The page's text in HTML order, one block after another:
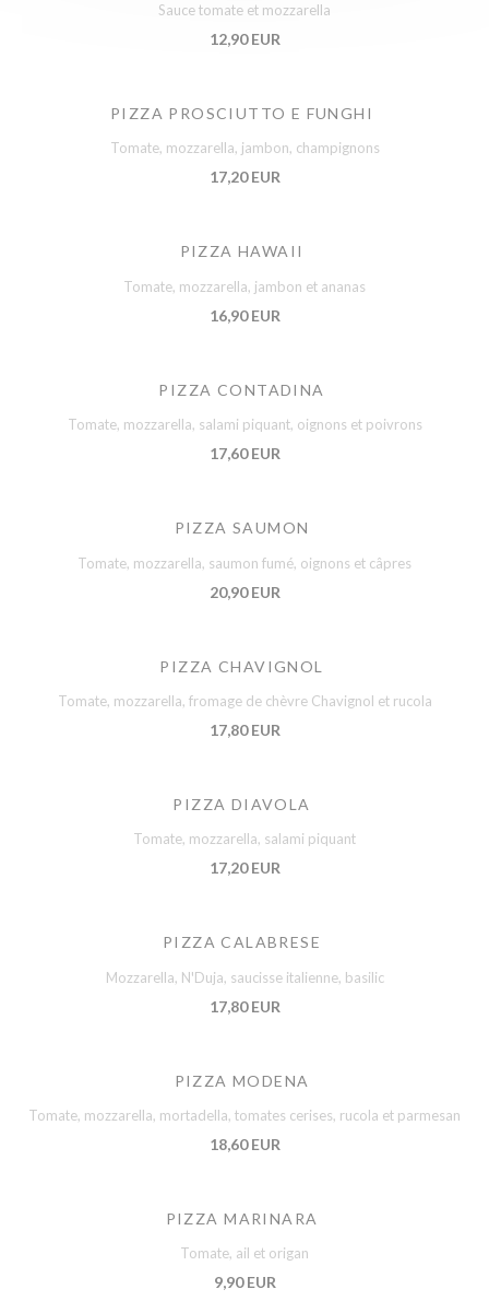
Sauce tomate et mozzarella
12,90 EUR
PIZZA PROSCIUTTO E FUNGHI
Tomate, mozzarella, jambon, champignons
17,20 EUR
PIZZA HAWAII
Tomate, mozzarella, jambon et ananas
16,90 EUR
PIZZA CONTADINA
Tomate, mozzarella, salami piquant, oignons et poivrons
17,60 EUR
PIZZA SAUMON
Tomate, mozzarella, saumon fumé, oignons et câpres
20,90 EUR
PIZZA CHAVIGNOL
Tomate, mozzarella, fromage de chèvre Chavignol et rucola
17,80 EUR
PIZZA DIAVOLA
Tomate, mozzarella, salami piquant
17,20 EUR
PIZZA CALABRESE
Mozzarella, N'Duja, saucisse italienne, basilic
17,80 EUR
PIZZA MODENA
Tomate, mozzarella, mortadella, tomates cerises, rucola et parmesan
18,60 EUR
PIZZA MARINARA
Tomate, ail et origan
9,90 EUR